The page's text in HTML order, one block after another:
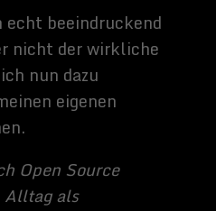
meines
besser